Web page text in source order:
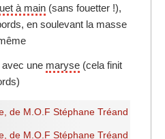
à main (sans fouetter !),
en soulevant la masse
avec une maryse (cela finit